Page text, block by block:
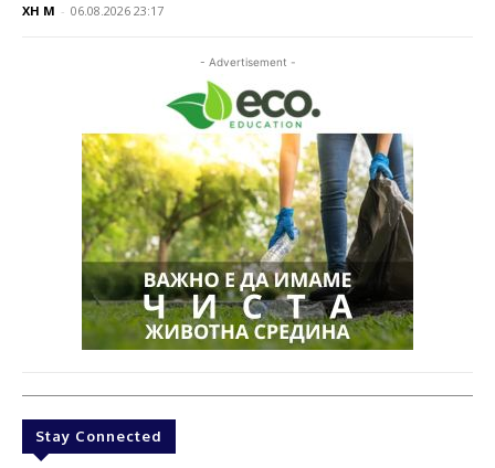
XH M - 06.08.2026 23:17
- Advertisement -
Stay Connected